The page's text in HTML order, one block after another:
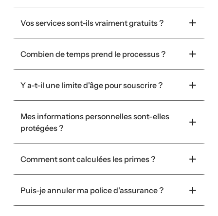
Vos services sont-ils vraiment gratuits ?
Combien de temps prend le processus ?
Y a-t-il une limite d'âge pour souscrire ?
Mes informations personnelles sont-elles
protégées ?
Comment sont calculées les primes ?
Puis-je annuler ma police d'assurance ?